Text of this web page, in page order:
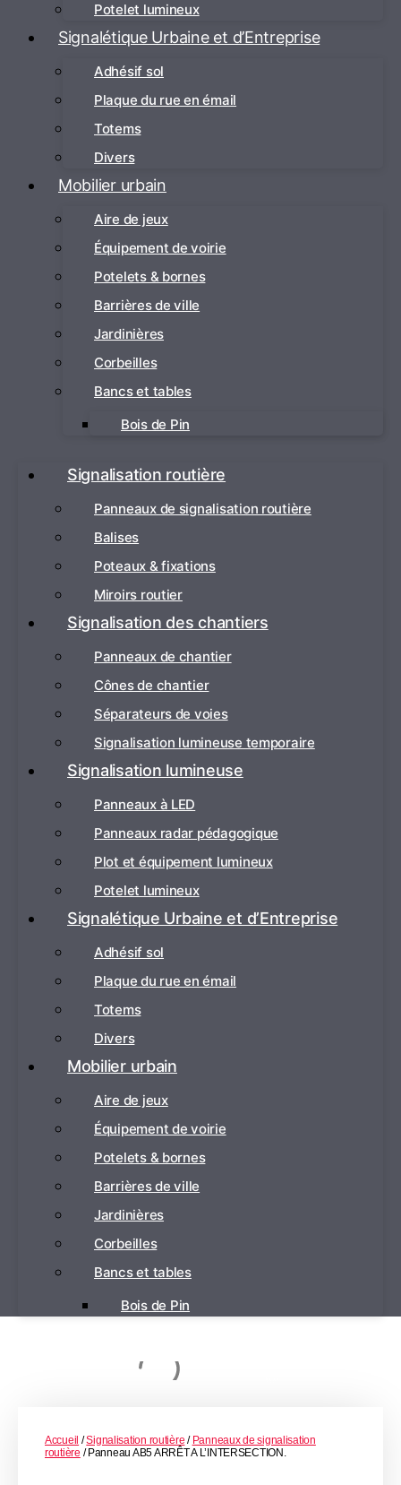
Potelet lumineux
Signalétique Urbaine et d’Entreprise
Adhésif sol
Plaque du rue en émail
Totems
Divers
Mobilier urbain
Aire de jeux
Équipement de voirie
Potelets & bornes
Barrières de ville
Jardinières
Corbeilles
Bancs et tables
Bois de Pin
Signalisation routière
Panneaux de signalisation routière
Balises
Poteaux & fixations
Miroirs routier
Signalisation des chantiers
Panneaux de chantier
Cônes de chantier
Séparateurs de voies
Signalisation lumineuse temporaire
Signalisation lumineuse
Panneaux à LED
Panneaux radar pédagogique
Plot et équipement lumineux
Potelet lumineux
Signalétique Urbaine et d’Entreprise
Adhésif sol
Plaque du rue en émail
Totems
Divers
Mobilier urbain
Aire de jeux
Équipement de voirie
Potelets & bornes
Barrières de ville
Jardinières
Corbeilles
Bancs et tables
Bois de Pin
Accueil /Signalisation routière / Panneaux de signalisation
routière / Panneau AB5 ARRÊT A L’INTERSECTION.